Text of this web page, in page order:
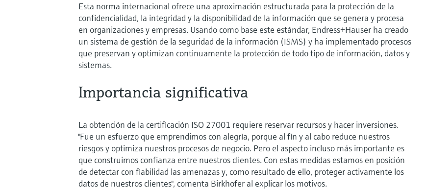
Esta norma internacional ofrece una aproximación estructurada para la protección de la
confidencialidad, la integridad y la disponibilidad de la información que se genera y procesa
en organizaciones y empresas. Usando como base este estándar, Endress+Hauser ha creado
un sistema de gestión de la seguridad de la información (ISMS) y ha implementado procesos
que preservan y optimizan continuamente la protección de todo tipo de información, datos y
sistemas.
Importancia significativa
La obtención de la certificación ISO 27001 requiere reservar recursos y hacer inversiones.
"Fue un esfuerzo que emprendimos con alegría, porque al fin y al cabo reduce nuestros
riesgos y optimiza nuestros procesos de negocio. Pero el aspecto incluso más importante es
que construimos confianza entre nuestros clientes. Con estas medidas estamos en posición
de detectar con fiabilidad las amenazas y, como resultado de ello, proteger activamente los
datos de nuestros clientes", comenta Birkhofer al explicar los motivos.